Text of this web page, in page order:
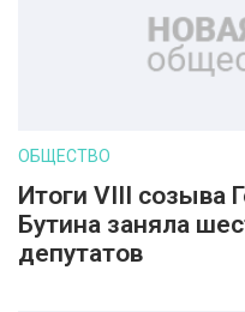
ОБЩЕСТВО
Итоги VIII созыва
Бутина заняла
депутатов